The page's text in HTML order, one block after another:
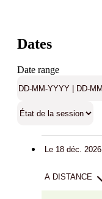
Dates
Date range
Le 18 déc. 2026
A DISTANCE